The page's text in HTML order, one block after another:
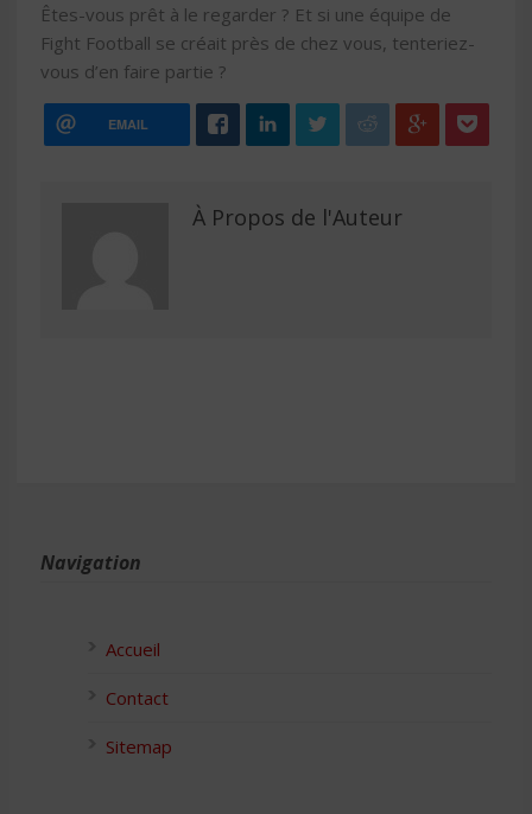
Êtes-vous prêt à le regarder ? Et si une équipe de
Fight Football se créait près de chez vous, tenteriez-
vous d’en faire partie ?
EMAIL
À Propos de l'Auteur
Navigation
Accueil
Contact
Sitemap